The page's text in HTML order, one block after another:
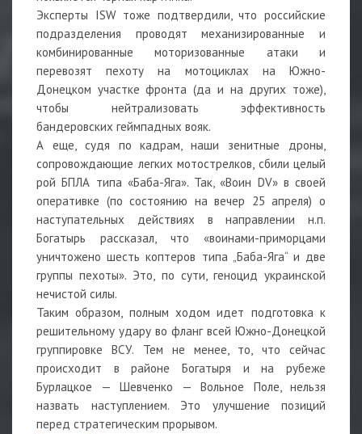
Эксперты ISW тоже подтвердили, что российские
подразделения проводят механизированные и
комбинированные моторизованные атаки и
перевозят пехоту на мотоциклах на Южно-
Донецком участке фронта (да и на других тоже),
чтобы нейтрализовать эффективность
бандеровских геймпадных вояк.
А еще, судя по кадрам, наши зенитные дроны,
сопровождающие легких мотострелков, сбили целый
рой БПЛА типа «Баба-Яга». Так, «Воин DV» в своей
оперативке (по состоянию на вечер 25 апреля) о
наступательных действиях в направлении н.п.
Богатырь рассказал, что «воинами-приморцами
уничтожено шесть коптеров типа „Баба-Яга“ и две
группы пехоты». Это, по сути, геноцид украинской
нечистой силы.
Таким образом, полным ходом идет подготовка к
решительному удару во фланг всей Южно-Донецкой
группировке ВСУ. Тем не менее, то, что сейчас
происходит в районе Богатыря и на рубеже
Бурлацкое — Шевченко — Вольное Поле, нельзя
назвать наступлением. Это улучшение позиций
перед стратегическим прорывом.